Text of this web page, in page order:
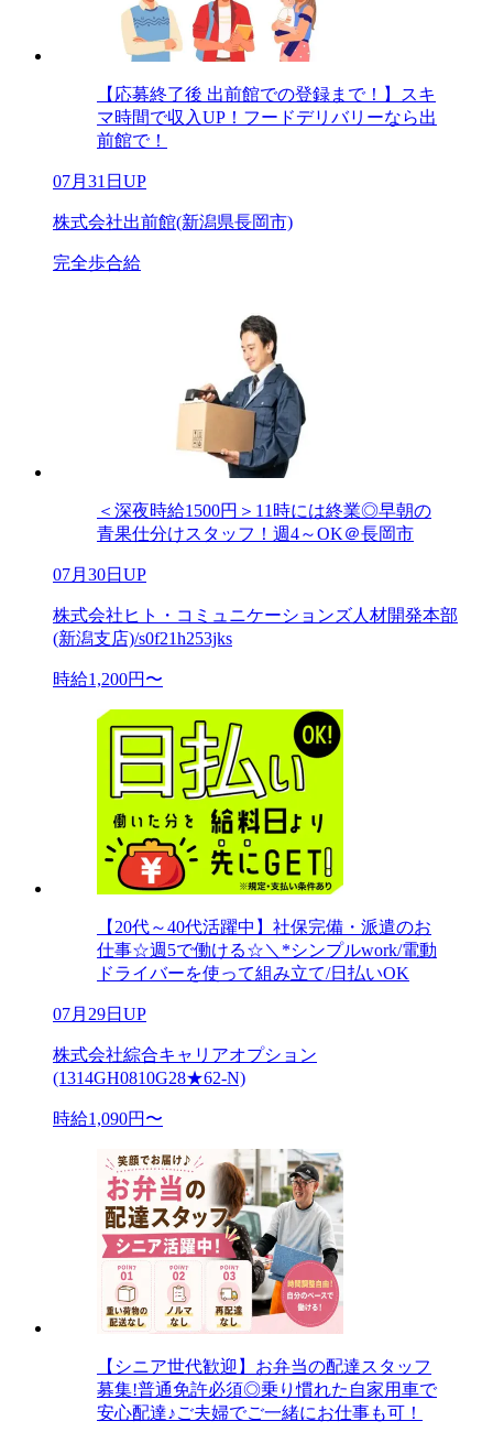
【応募終了後 出前館での登録まで！】スキ
マ時間で収入UP！フードデリバリーなら出
前館で！
07月31日UP
株式会社出前館(新潟県長岡市)
完全歩合給
＜深夜時給1500円＞11時には終業◎早朝の
青果仕分けスタッフ！週4～OK＠長岡市
07月30日UP
株式会社ヒト・コミュニケーションズ人材開発本部
(新潟支店)/s0f21h253jks
時給1,200円〜
【20代～40代活躍中】社保完備・派遣のお
仕事☆週5で働ける☆＼*シンプルwork/電動
ドライバーを使って組み立て/日払いOK
07月29日UP
株式会社綜合キャリアオプション
(1314GH0810G28★62-N)
時給1,090円〜
【シニア世代歓迎】お弁当の配達スタッフ
募集!普通免許必須◎乗り慣れた自家用車で
安心配達♪ご夫婦でご一緒にお仕事も可！